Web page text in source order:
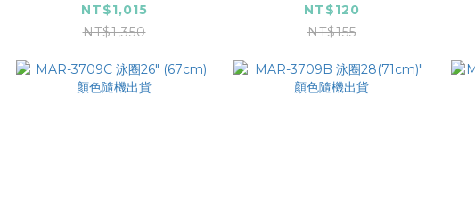
NT$1,015
NT$1,350
NT$120
NT$155